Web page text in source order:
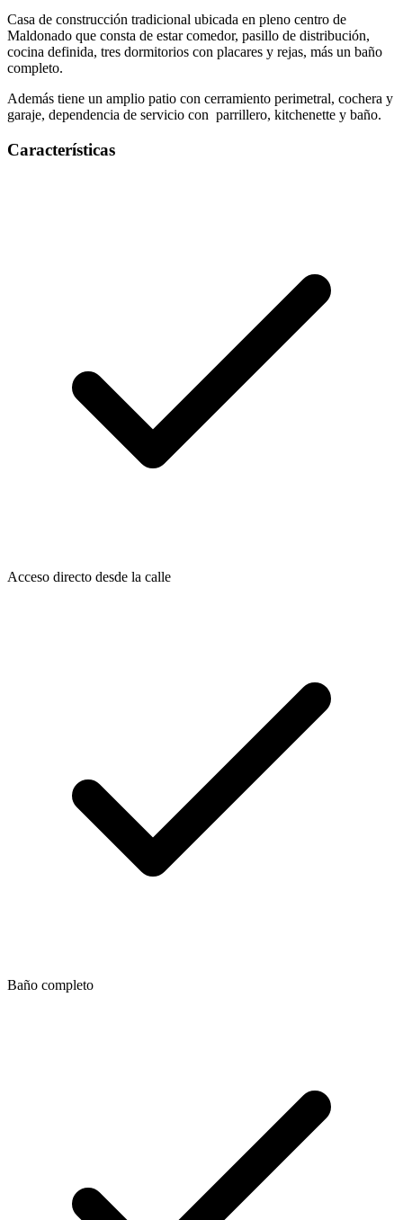
Casa de construcción tradicional ubicada en pleno centro de
Maldonado que consta de estar comedor, pasillo de distribución,
cocina definida, tres dormitorios con placares y rejas, más un baño
completo.
Además tiene un amplio patio con cerramiento perimetral, cochera y
garaje, dependencia de servicio con parrillero, kitchenette y baño.
Características
Acceso directo desde la calle
Baño completo